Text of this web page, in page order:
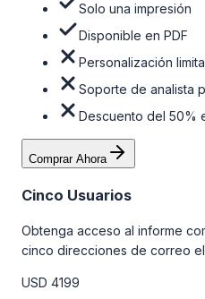
Solo una impresión
Disponible en PDF
Personalización
Soporte de analista
Descuento del 50%
Comprar Ahora
Cinco Usuarios
Obtenga acceso al informe
cinco direcciones de correo
venta y el soporte post-venta
USD 4199